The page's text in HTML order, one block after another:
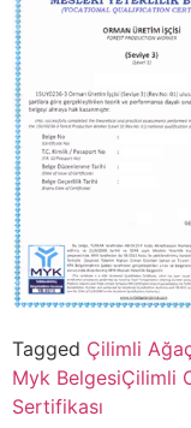
Tagged Çilimli
Myk BelgesiÇilimli
Sertifikası